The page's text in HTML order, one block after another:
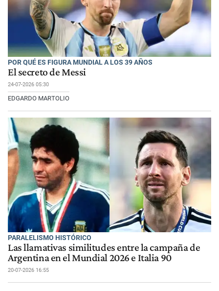
POR QUÉ ES FIGURA MUNDIAL A LOS 39 AÑOS
El secreto de Messi
24-07-2026 05:30
EDGARDO MARTOLIO
PARALELISMO HISTÓRICO
Las llamativas similitudes entre la campaña de
Argentina en el Mundial 2026 e Italia 90
20-07-2026 16:55